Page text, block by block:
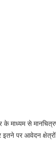
माध्यम से
पर आवेदन